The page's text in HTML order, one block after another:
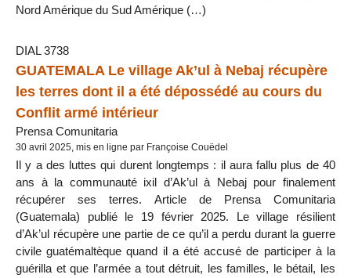
Nord Amérique du Sud Amérique (…)
DIAL 3738
GUATEMALA Le village Ak’ul à Nebaj récupère
les terres dont il a été dépossédé au cours du
Conflit armé intérieur
Prensa Comunitaria
30 avril 2025, mis en ligne par Françoise Couëdel
Il y a des luttes qui durent longtemps : il aura fallu plus de 40
ans à la communauté ixil d’Ak’ul à Nebaj pour finalement
récupérer ses terres. Article de Prensa Comunitaria
(Guatemala) publié le 19 février 2025. Le village résilient
d’Ak’ul récupère une partie de ce qu’il a perdu durant la guerre
civile guatémaltèque quand il a été accusé de participer à la
guérilla et que l’armée a tout détruit, les familles, le bétail, les